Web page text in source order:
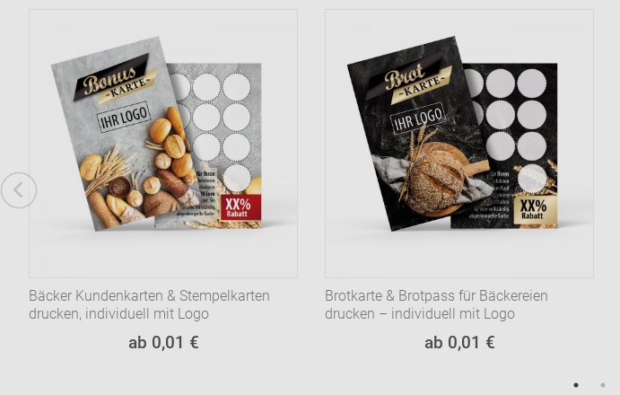
Bäcker Kundenkarten & Stempelkarten
drucken, individuell mit Logo
ab 0,01 €
Brotkarte & Brotpass für Bäckereien
drucken – individuell mit Logo
ab 0,01 €